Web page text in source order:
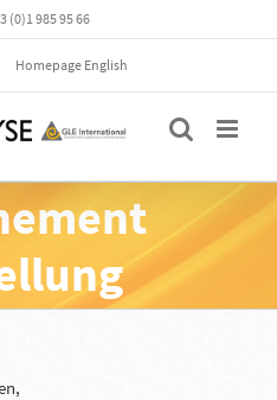
(0)1 985 95 66
Homepage English